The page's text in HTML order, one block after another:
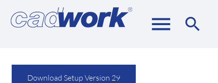
menu search
Suchbegriffe
Download Setup Version 29